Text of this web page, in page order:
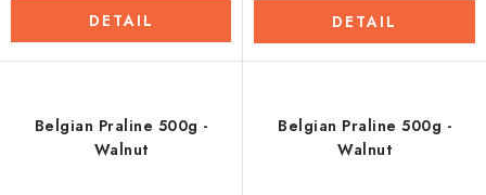
DETAIL DETAIL
Belgian Praline 500g -
Walnut
Belgian Praline 500g -
Walnut